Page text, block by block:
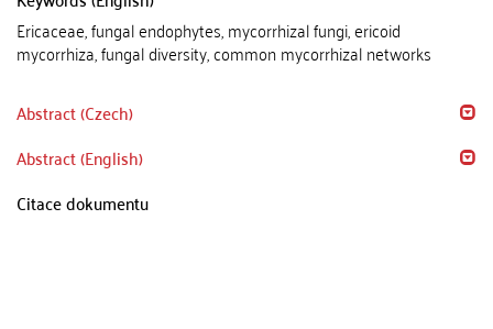
Ericaceae, fungal endophytes, mycorrhizal fungi, ericoid
mycorrhiza, fungal diversity, common mycorrhizal networks
Abstract (Czech)
Abstract (English)
Citace dokumentu